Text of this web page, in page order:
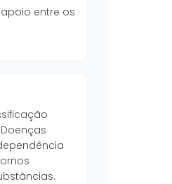
entre os